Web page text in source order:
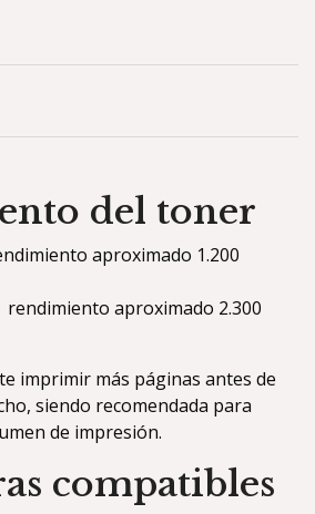
del toner
aproximado 1.200
rendimiento aproximado 2.300
imprimir más páginas antes de
siendo recomendada para
de impresión.
compatibles